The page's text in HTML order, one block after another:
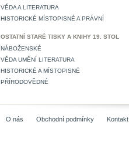
VĚDA A LITERATURA
HISTORICKÉ MÍSTOPISNÉ A PRÁVNÍ
OSTATNÍ STARÉ TISKY A KNIHY 19. STOL
NÁBOŽENSKÉ
VĚDA UMĚNÍ LITERATURA
HISTORICKÉ A MÍSTOPISNÉ
PŘÍRODOVĚDNÉ
O nás Obchodní podmínky Kontakt